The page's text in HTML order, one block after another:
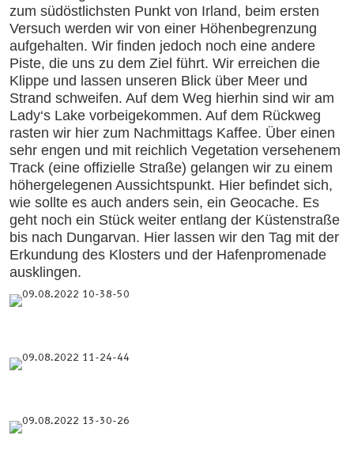
zum südöstlichsten Punkt von Irland, beim ersten
Versuch werden wir von einer Höhenbegrenzung
aufgehalten. Wir finden jedoch noch eine andere
Piste, die uns zu dem Ziel führt. Wir erreichen die
Klippe und lassen unseren Blick über Meer und
Strand schweifen. Auf dem Weg hierhin sind wir am
Lady‘s Lake vorbeigekommen. Auf dem Rückweg
rasten wir hier zum Nachmittags Kaffee. Über einen
sehr engen und mit reichlich Vegetation versehenem
Track (eine offizielle Straße) gelangen wir zu einem
höhergelegenen Aussichtspunkt. Hier befindet sich,
wie sollte es auch anders sein, ein Geocache. Es
geht noch ein Stück weiter entlang der Küstenstraße
bis nach Dungarvan. Hier lassen wir den Tag mit der
Erkundung des Klosters und der Hafenpromenade
ausklingen.